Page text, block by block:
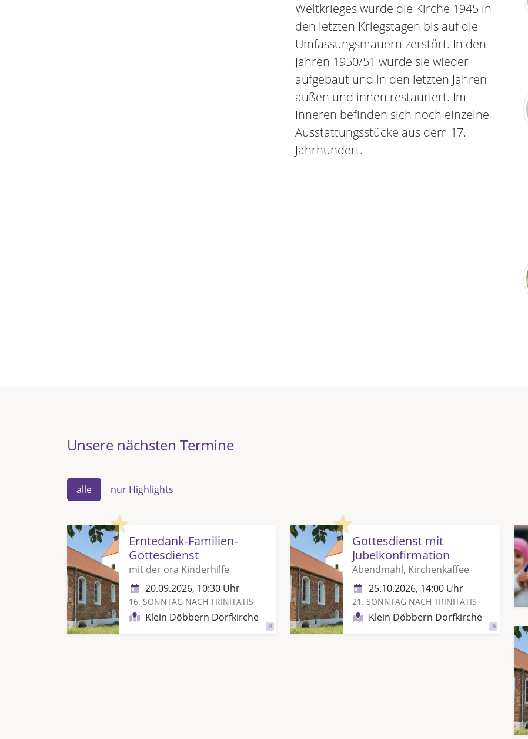
Weltkrieges wurde die Kirche 1945 in
den letzten Kriegstagen bis auf die
Umfassungsmauern zerstört. In den
Jahren 1950/51 wurde sie wieder
aufgebaut und in den letzten Jahren
außen und innen restauriert. Im
Inneren befinden sich noch einzelne
Ausstattungsstücke aus dem 17.
Jahrhundert.
Unsere nächsten Termine
alle nur Highlights
Highlight
Erntedank-Familien-
Gottesdienst
mit der ora Kinderhilfe
20.09.2026, 10:30 Uhr
16. SONNTAG NACH TRINITATIS
Klein Döbbern Dorfkirche
Highlight
Gottesdienst mit
Jubelkonfirmation
Abendmahl, Kirchenkaffee
25.10.2026, 14:00 Uhr
21. SONNTAG NACH TRINITATIS
Klein Döbbern Dorfkirche